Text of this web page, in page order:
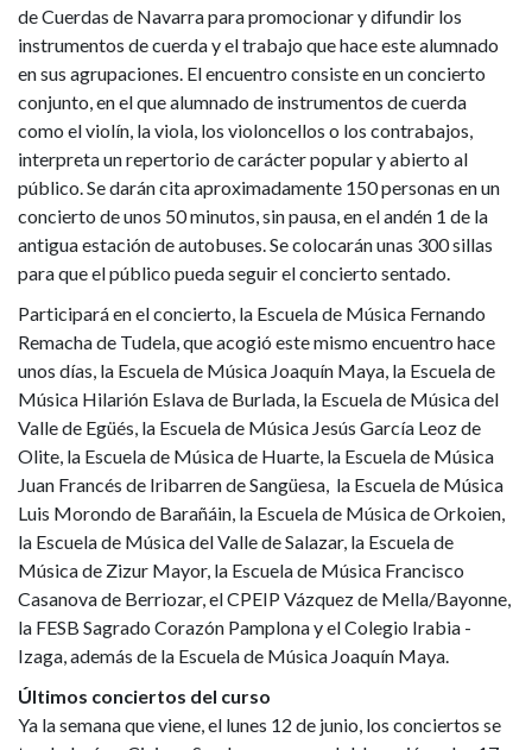
de Cuerdas de Navarra para promocionar y difundir los
instrumentos de cuerda y el trabajo que hace este alumnado
en sus agrupaciones. El encuentro consiste en un concierto
conjunto, en el que alumnado de instrumentos de cuerda
como el violín, la viola, los violoncellos o los contrabajos,
interpreta un repertorio de carácter popular y abierto al
público. Se darán cita aproximadamente 150 personas en un
concierto de unos 50 minutos, sin pausa, en el andén 1 de la
antigua estación de autobuses. Se colocarán unas 300 sillas
para que el público pueda seguir el concierto sentado.
Participará en el concierto, la Escuela de Música Fernando
Remacha de Tudela, que acogió este mismo encuentro hace
unos días, la Escuela de Música Joaquín Maya, la Escuela de
Música Hilarión Eslava de Burlada, la Escuela de Música del
Valle de Egüés, la Escuela de Música Jesús García Leoz de
Olite, la Escuela de Música de Huarte, la Escuela de Música
Juan Francés de Iribarren de Sangüesa, la Escuela de Música
Luis Morondo de Barañáin, la Escuela de Música de Orkoien,
la Escuela de Música del Valle de Salazar, la Escuela de
Música de Zizur Mayor, la Escuela de Música Francisco
Casanova de Berriozar, el CPEIP Vázquez de Mella/Bayonne,
la FESB Sagrado Corazón Pamplona y el Colegio Irabia -
Izaga, además de la Escuela de Música Joaquín Maya.
Últimos conciertos del curso
Ya la semana que viene, el lunes 12 de junio, los conciertos se